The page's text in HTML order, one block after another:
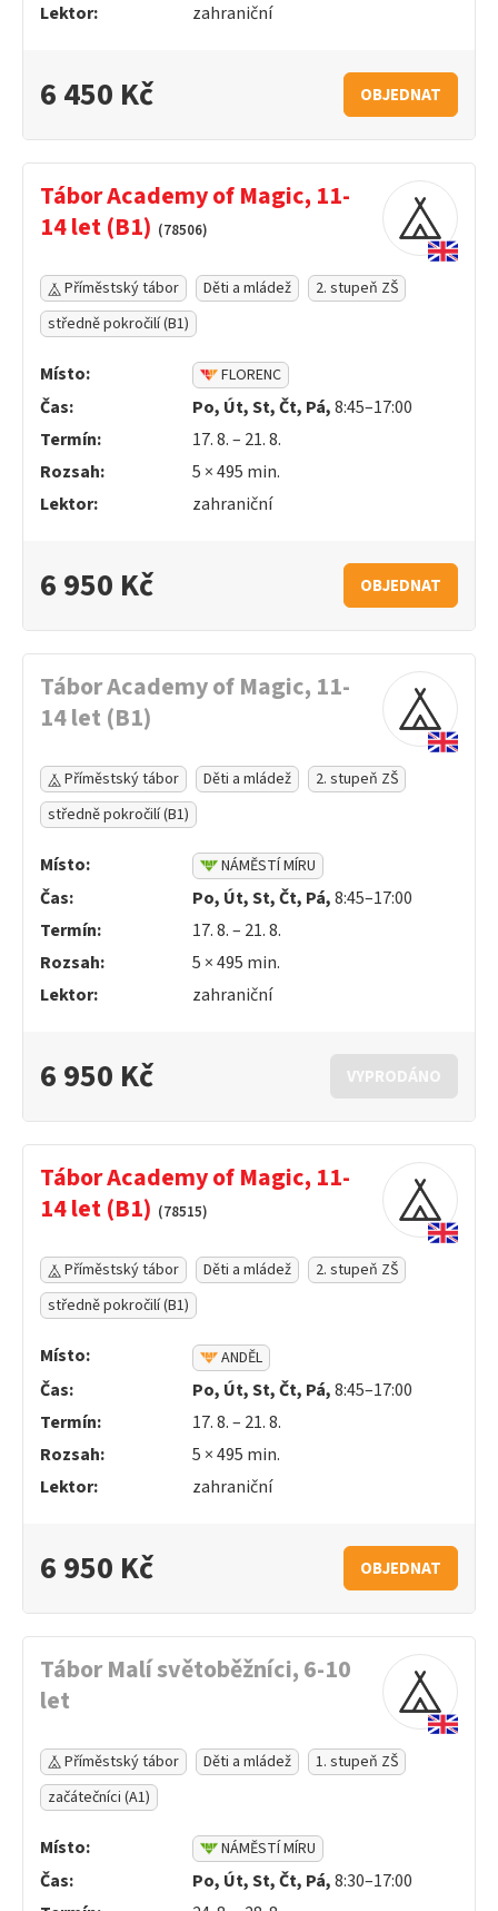
Lektor:
zahraniční
6 450 Kč OBJEDNAT
Tábor Academy of Magic, 11-
14 let (B1) (78506)
Příměstský tábor Děti a mládež
2. stupeň ZŠ
středně pokročilí (B1)
Místo: FLORENC
Čas: Po, Út, St, Čt, Pá,8:45–17:00
Termín:
17. 8. – 21. 8.
Rozsah:
5 ×495 min.
Lektor:
zahraniční
6 950 Kč OBJEDNAT
Tábor Academy of Magic, 11-
14 let (B1)
Příměstský tábor Děti a mládež
2. stupeň ZŠ
středně pokročilí (B1)
Místo: NÁMĚSTÍ MÍRU
Čas: Po, Út, St, Čt, Pá,8:45–17:00
Termín:
17. 8. – 21. 8.
Rozsah:
5 ×495 min.
Lektor:
zahraniční
6 950 Kč VYPRODÁNO
Tábor Academy of Magic, 11-
14 let (B1) (78515)
Příměstský tábor Děti a mládež
2. stupeň ZŠ
středně pokročilí (B1)
Místo: ANDĚL
Čas: Po, Út, St, Čt, Pá,8:45–17:00
Termín:
17. 8. – 21. 8.
Rozsah:
5 ×495 min.
Lektor:
zahraniční
6 950 Kč OBJEDNAT
Tábor Malí světoběžníci, 6-10
let
Příměstský tábor Děti a mládež
1. stupeň ZŠ
začátečníci (A1)
Místo: NÁMĚSTÍ MÍRU
Čas: Po, Út, St, Čt, Pá,8:30–17:00